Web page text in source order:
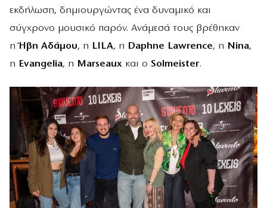
εκδήλωση, δημιουργώντας ένα δυναμικό και
σύγχρονο μουσικό παρόν. Ανάμεσά τους βρέθηκαν
ηΉβη Αδάμου, η LILA, η Daphne Lawrence, η Nina,
η Evangelia, η Marseaux και ο Solmeister.